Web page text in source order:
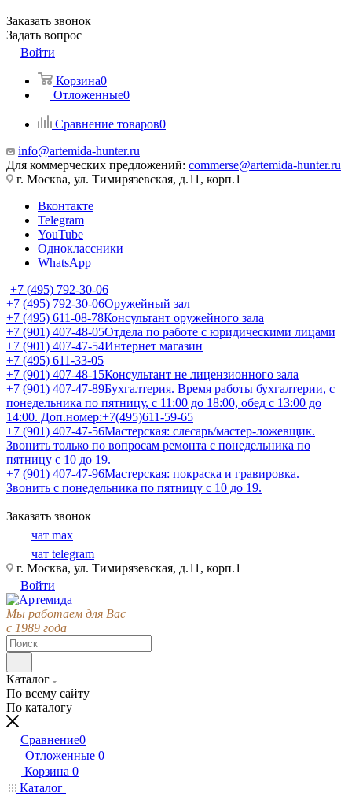
Заказать звонок
Задать вопрос
Войти
Корзина0
Отложенные0
Сравнение товаров0
info@artemida-hunter.ru
Для коммерческих предложений: commerse@artemida-hunter.ru
г. Москва, ул. Тимирязевская, д.11, корп.1
Вконтакте
Telegram
YouTube
Одноклассники
WhatsApp
+7 (495) 792-30-06
+7 (495) 792-30-06Оружейный зал
+7 (495) 611-08-78Консультант оружейного зала
+7 (901) 407-48-05Отдела по работе с юридическими лицами
+7 (901) 407-47-54Интернет магазин
+7 (495) 611-33-05
+7 (901) 407-48-15Консультант не лицензионного зала
+7 (901) 407-47-89Бухгалтерия. Время работы бухгалтерии, с
понедельника по пятницу, с 11:00 до 18:00, обед с 13:00 до
14:00. Доп.номер:+7(495)611-59-65
+7 (901) 407-47-56Мастерская: слесарь/мастер-ложевщик.
Звонить только по вопросам ремонта с понедельника по
пятницу с 10 до 19.
+7 (901) 407-47-96Мастерская: покраска и гравировка.
Звонить с понедельника по пятницу с 10 до 19.
Заказать звонок
чат max
чат telegram
г. Москва, ул. Тимирязевская, д.11, корп.1
Войти
Мы работаем для Вас
с 1989 года
Каталог
По всему сайту
По каталогу
Сравнение0
Отложенные 0
Корзина 0
Каталог